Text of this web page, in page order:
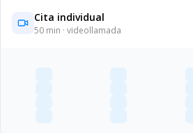
Cita individual
50 min · videollamada